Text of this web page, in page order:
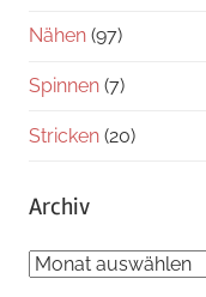
Nähen (97)
Spinnen (7)
Stricken (20)
Archiv
Archiv